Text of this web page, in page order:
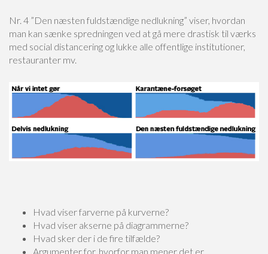
Nr. 4 ”Den næsten fuldstændige nedlukning” viser, hvordan
man kan sænke spredningen ved at gå mere drastisk til værks
med social distancering og lukke alle offentlige institutioner,
restauranter mv.
Hvad viser farverne på kurverne?
Hvad viser akserne på diagrammerne?
Hvad sker der i de fire tilfælde?
Argumenter for, hvorfor man mener det er